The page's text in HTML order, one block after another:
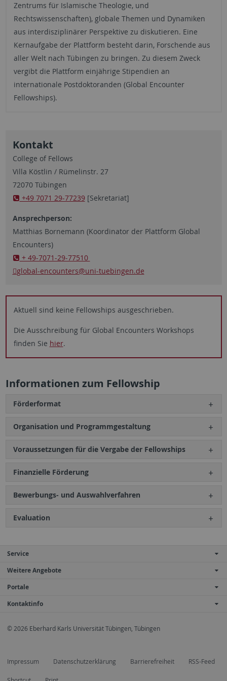
Zentrums für Islamische Theologie, und
Rechtswissenschaften), globale Themen und Dynamiken
aus interdisziplinärer Perspektive zu diskutieren. Eine
Kernaufgabe der Plattform besteht darin, Forschende aus
aller Welt nach Tübingen zu bringen. Zu diesem Zweck
vergibt die Plattform einjährige Stipendien an
internationale Postdoktoranden (Global Encounter
Fellowships).
Kontakt
College of Fellows
Villa Köstlin / Rümelinstr. 27
72070 Tübingen
+49 7071 29-77239[Sekretariat]
Ansprechperson:
Matthias Bornemann (Koordinator der Plattform Global
Encounters)
+ 49-7071-29-77510
global-encounters@uni-tuebingen.de
Aktuell sind keine Fellowships ausgeschrieben.
Die Ausschreibung für Global Encounters Workshops
finden Sie hier.
Informationen zum Fellowship
Förderformat
Organisation und Programmgestaltung
Voraussetzungen für die Vergabe der Fellowships
Finanzielle Förderung
Bewerbungs- und Auswahlverfahren
Evaluation
Service
Weitere Angebote
Portale
Kontaktinfo
© 2026 Eberhard Karls Universität Tübingen, Tübingen
Impressum Datenschutzerklärung Barrierefreiheit RSS-Feed